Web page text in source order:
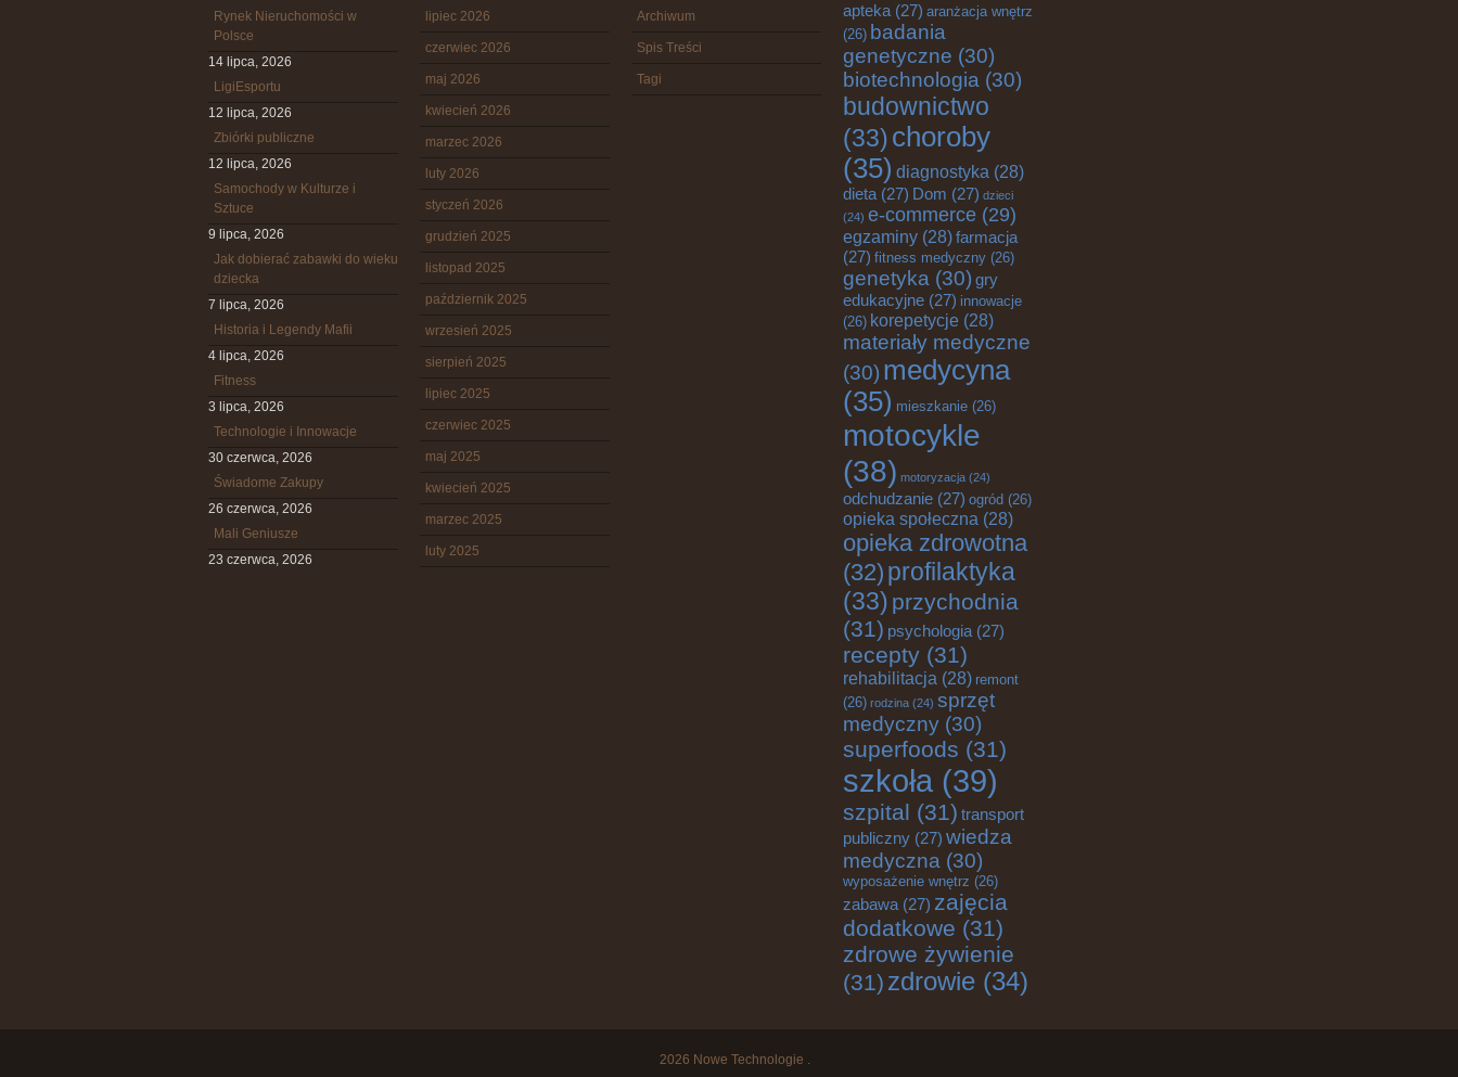
Rynek Nieruchomości w
Polsce
14 lipca, 2026
LigiEsportu
12 lipca, 2026
Zbiórki publiczne
12 lipca, 2026
Samochody w Kulturze i
Sztuce
9 lipca, 2026
Jak dobierać zabawki do wieku
dziecka
7 lipca, 2026
Historia i Legendy Mafii
4 lipca, 2026
Fitness
3 lipca, 2026
Technologie i Innowacje
30 czerwca, 2026
Świadome Zakupy
26 czerwca, 2026
Mali Geniusze
23 czerwca, 2026
lipiec 2026
czerwiec 2026
maj 2026
kwiecień 2026
marzec 2026
luty 2026
styczeń 2026
grudzień 2025
listopad 2025
październik 2025
wrzesień 2025
sierpień 2025
lipiec 2025
czerwiec 2025
maj 2025
kwiecień 2025
marzec 2025
luty 2025
Archiwum
Spis Treści
Tagi
apteka (27) aranżacja wnętrz
(26) badania
genetyczne (30)
biotechnologia (30)
budownictwo
(33)choroby
(35) diagnostyka (28)
dieta (27) Dom (27) dzieci
(24) e-commerce (29)
egzaminy (28)farmacja
(27) fitness medyczny (26)
genetyka (30) gry
edukacyjne (27) innowacje
(26) korepetycje (28)
materiały medyczne
(30) medycyna
(35) mieszkanie (26)
motocykle
(38) motoryzacja (24)
odchudzanie (27) ogród (26)
opieka społeczna (28)
opieka zdrowotna
(32) profilaktyka
(33) przychodnia
(31) psychologia (27)
recepty (31)
rehabilitacja (28) remont
(26) rodzina (24) sprzęt
medyczny (30)
superfoods (31)
szkoła (39)
szpital (31) transport
publiczny (27) wiedza
medyczna (30)
wyposażenie wnętrz (26)
zabawa (27) zajęcia
dodatkowe (31)
zdrowe żywienie
(31) zdrowie (34)
2026 Nowe Technologie .